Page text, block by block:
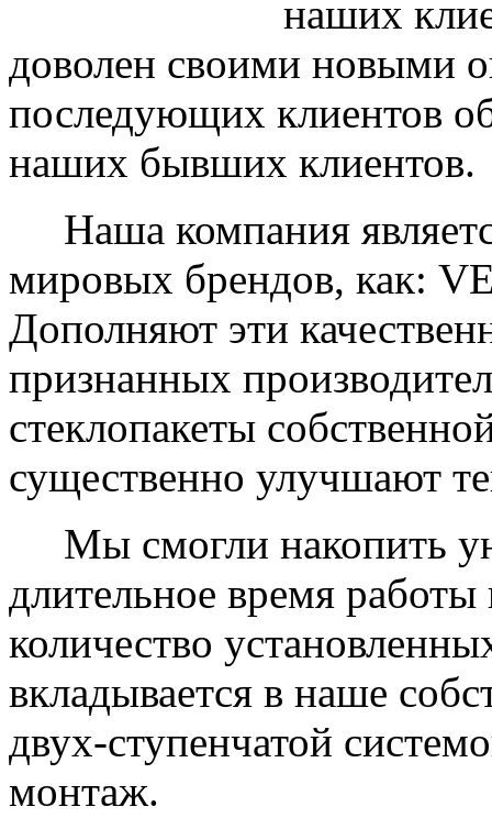
наших
доволен своими новыми
последующих клиентов
наших бывших клиентов.
Наша компания
мировых брендов, как:
Дополняют эти
признанных
стеклопакеты
существенно улучшают
Мы смогли накопить
длительное время
количество
вкладывается в наше
двух-ступенчатой
монтаж.